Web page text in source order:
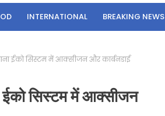
INTERNATIONAL BREAKING NEWS
जाना ईको सिस्टम में आक्सीजन और कार्बनडाई
ईको सिस्टम में आक्सीजन